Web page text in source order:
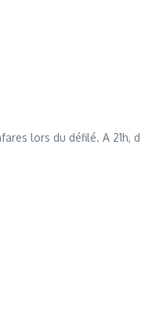
lors du défilé. A 21h,